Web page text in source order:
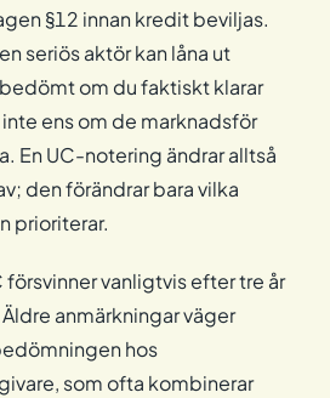
§12 innan kredit beviljas.
seriös aktör kan låna ut
om du faktiskt klarar
ens om de marknadsför
En UC-notering ändrar alltså
den förändrar bara vilka
prioriterar.
försvinner vanligtvis efter tre år
anmärkningar väger
hos
som ofta kombinerar